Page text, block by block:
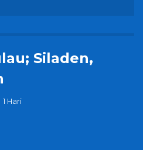
Siladen,
1 Hari